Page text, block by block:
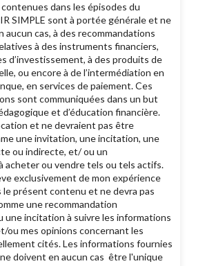
dans les épisodes du
SIMPLE sont à portée générale et ne
aucun cas, à des recommandations
à des instruments financiers,
d’investissement, à des produits de
ou encore à de l’intermédiation en
en services de paiement. Ces
sont communiquées dans un but
et d’éducation financière.
et ne devraient pas être
une invitation, une incitation, une
ou indirecte, et/ ou un
acheter ou vendre tels ou tels actifs.
exclusivement de mon expérience
le présent contenu et ne devra pas
une recommandation
une incitation à suivre les informations
ou mes opinions concernant les
cités. Les informations fournies
doivent en aucun cas être l'unique